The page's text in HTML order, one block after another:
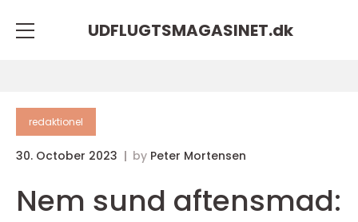
UDFLUGTSMAGASINET.dk
redaktionel
30. October 2023 by Peter Mortensen
Nem sund aftensmad: